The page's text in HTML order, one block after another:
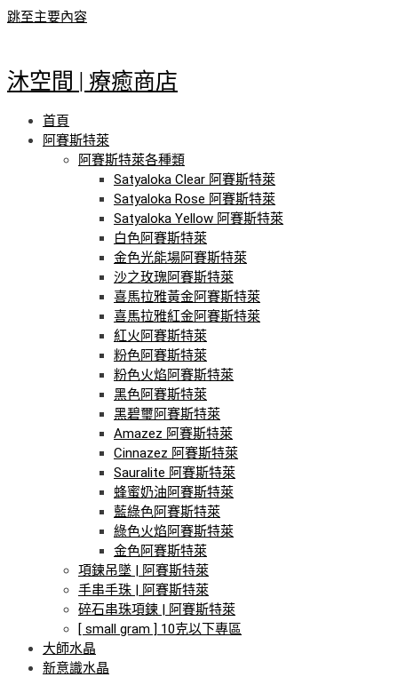
跳至主要內容
沐空間 | 療癒商店
首頁
阿賽斯特萊
阿賽斯特萊各種類
Satyaloka Clear 阿賽斯特萊
Satyaloka Rose 阿賽斯特萊
Satyaloka Yellow 阿賽斯特萊
白色阿賽斯特萊
金色光能場阿賽斯特萊
沙之玫瑰阿賽斯特萊
喜馬拉雅黃金阿賽斯特萊
喜馬拉雅紅金阿賽斯特萊
紅火阿賽斯特萊
粉色阿賽斯特萊
粉色火焰阿賽斯特萊
黑色阿賽斯特萊
黑碧璽阿賽斯特萊
Amazez 阿賽斯特萊
Cinnazez 阿賽斯特萊
Sauralite 阿賽斯特萊
蜂蜜奶油阿賽斯特萊
藍綠色阿賽斯特萊
綠色火焰阿賽斯特萊
金色阿賽斯特萊
項鍊吊墜 | 阿賽斯特萊
手串手珠 | 阿賽斯特萊
碎石串珠項鍊 | 阿賽斯特萊
[ small gram ] 10克以下專區
大師水晶
新意識水晶